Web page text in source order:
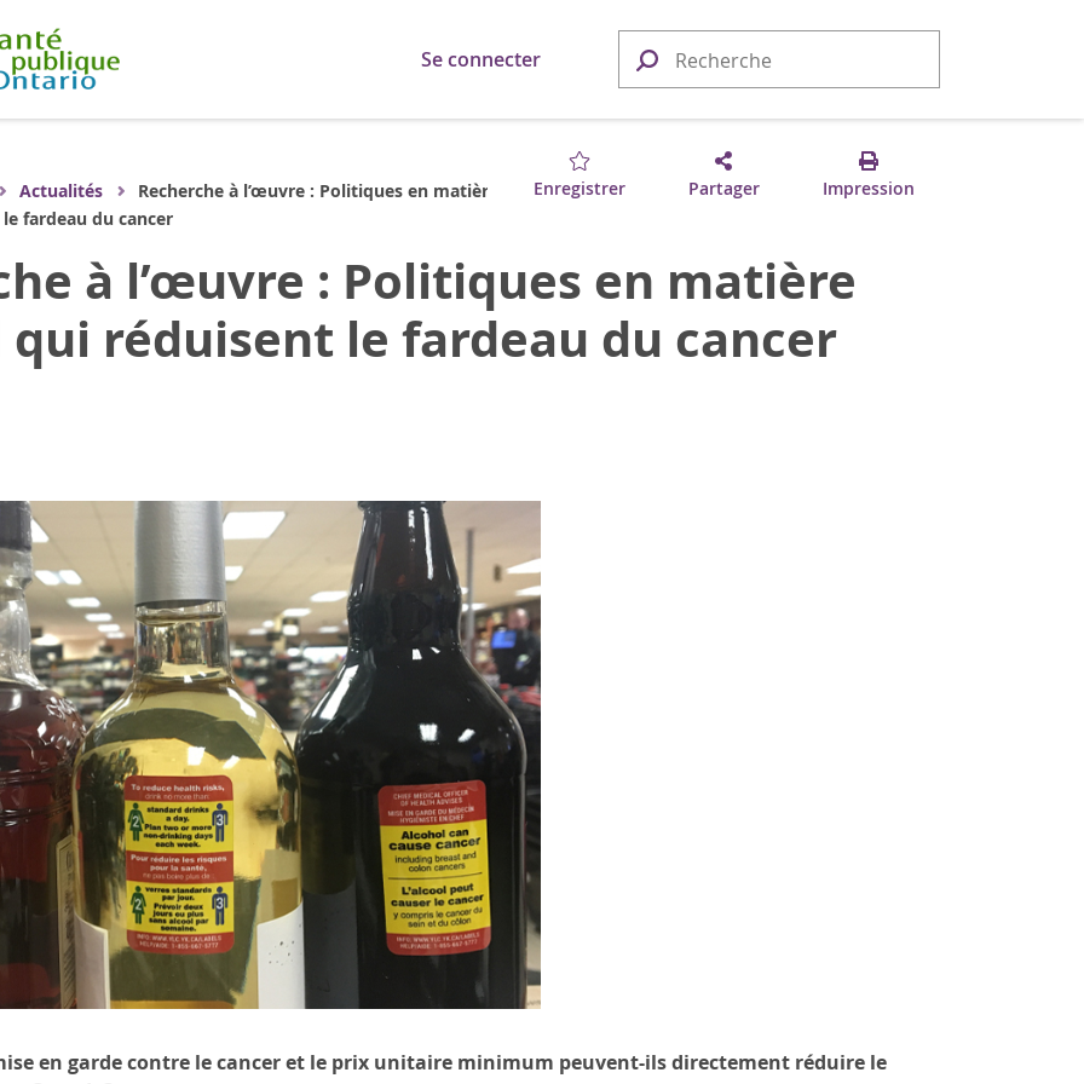
Se connecter
Enregistrer Partager Impression
Actualités
Recherche à l’œuvre : Politiques en matière
fardeau du cancer
à l’œuvre : Politiques en matière
qui réduisent le fardeau du cancer
en garde contre le cancer et le prix unitaire minimum peuvent-ils directement réduire le